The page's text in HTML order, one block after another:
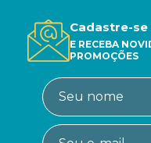
Cadastre-
E RECEBA
PROMOÇÕES